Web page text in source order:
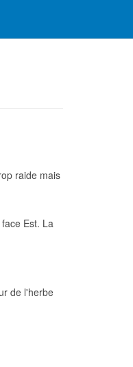
raide mais
Est. La
de l'herbe